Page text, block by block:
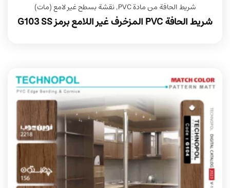
شريط الحافة من مادة PVC ,نقشة بسطح غير لامع (مات)
شريط الحافة PVC المزخرف غير اللامع برمز G103 SS